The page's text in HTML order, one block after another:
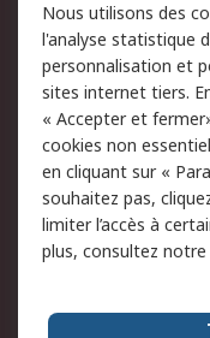
du site
Politique de
des données -
jour
Conditions
de vente
Campagnes
A propos de RS
A propos de RS
Nous utilisons des
l'analyse statistique
personnalisation et
sites internet tiers.
« Accepter et
cookies non
en cliquant sur «
souhaitez pas,
limiter l’accès à
plus, consultez notre